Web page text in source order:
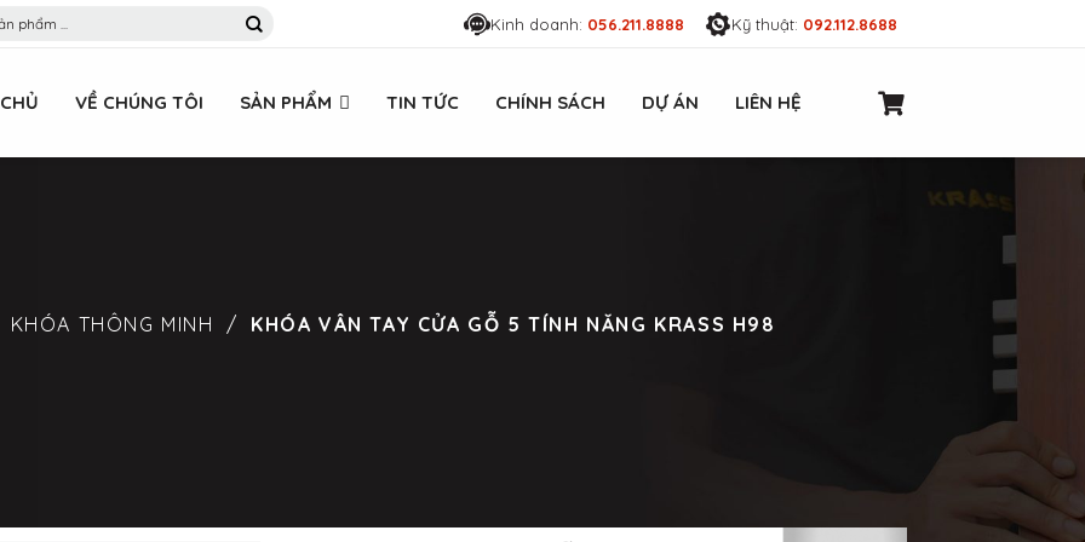
Kinh doanh: 056.211.8888 Kỹ thuật: 092.112.8688
VỀ CHÚNG TÔI SẢN PHẨM TIN TỨC CHÍNH SÁCH DỰ ÁN LIÊN HỆ
KHÓA THÔNG MINH / KHÓA VÂN TAY CỬA GỖ 5 TÍNH NĂNG KRASS H98